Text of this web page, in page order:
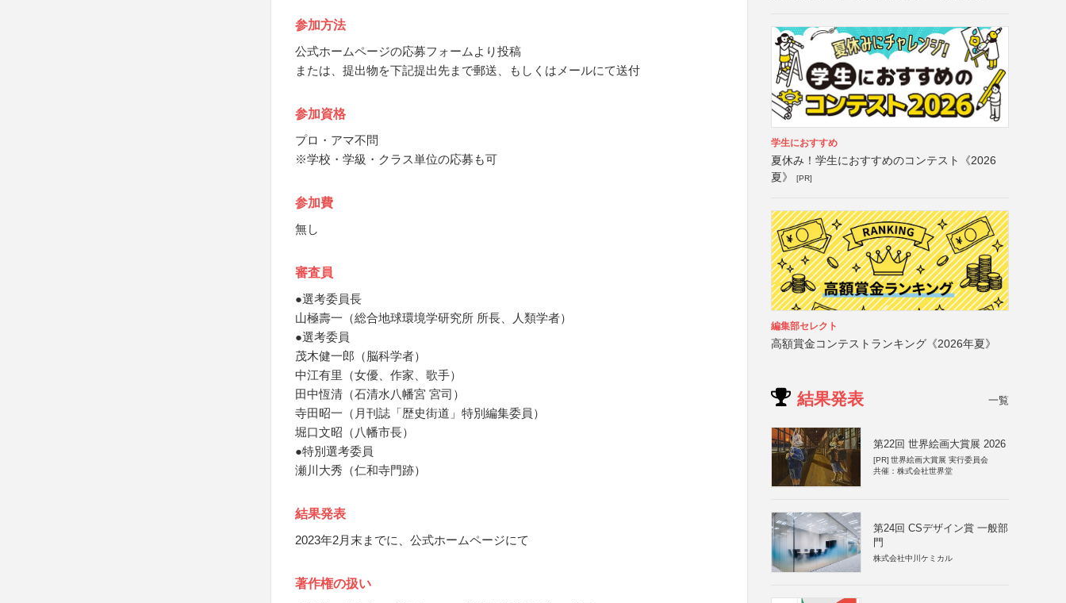
参加方法
公式ホームページの応募フォームより投稿
または、提出物を下記提出先まで郵送、もしくはメールにて送付
参加資格
プロ・アマ不問
※学校・学級・クラス単位の応募も可
参加費
無し
審査員
●選考委員長
山極壽一（総合地球環境学研究所 所長、人類学者）
●選考委員
茂木健一郎（脳科学者）
中江有里（女優、作家、歌手）
田中恆清（石清水八幡宮 宮司）
寺田昭一（月刊誌「歴史街道」特別編集委員）
堀口文昭（八幡市長）
●特別選考委員
瀬川大秀（仁和寺門跡）
結果発表
2023年2月末までに、公式ホームページにて
著作権の扱い
学生におすすめ
夏休み！学生におすすめのコンテスト《2026
夏》
[PR]
編集部セレクト
高額賞金コンテストランキング《2026年夏》
結果発表 一覧
第22回 世界絵画大賞展 2026
[PR] 世界絵画大賞展 実行委員会
共催：株式会社世界堂
第24回 CSデザイン賞 一般部
門
株式会社中川ケミカル